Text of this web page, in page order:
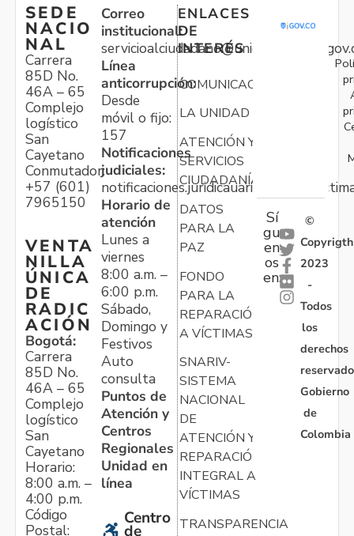
SEDE
NACIO
NAL
Carrera
85D No.
46A – 65
Complejo
logístico
San
Cayetano
Conmutador:
+57 (601)
7965150
VENTA
NILLA
ÚNICA
DE
RADIC
ACIÓN
Bogotá:
Carrera
85D No.
46A – 65
Complejo
logístico
San
Cayetano
Horario:
8:00 a.m. –
4:00 p.m.
Código
Postal:
Correo
institucional:
Línea
anticorrupción:
Desde
móvil o fijo:
157
Notificaciones
judiciales:
Horario de
atención
Lunes a
viernes
8:00 a.m. –
6:00 p.m.
Sábado,
Domingo y
Festivos
Auto
consulta
Puntos de
Atención y
Centros
Regionales
Unidad en
línea
Centro
de
ENLACES
DE
INTERÉS
COMUNICACIONES
LA UNIDAD
ATENCIÓN Y
SERVICIOS
CIUDADANÍA
DATOS
PARA LA
PAZ
FONDO
PARA LA
REPARACIÓN
A VÍCTIMAS
SNARIV-
SISTEMA
NACIONAL
DE
ATENCIÓN Y
REPARACIÓN
INTEGRAL A
VÍCTIMAS
TRANSPARENCIA
Sí
gu
en
os
en:
©
Copyrigth
2023
-
Todos
los
derechos
Gobierno
de
Colombia